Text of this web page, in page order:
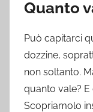
Quanto
Può capitarci
dozzine,
non soltanto.
quanto vale? E
Scopriamolo